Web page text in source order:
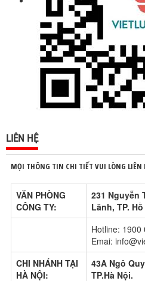
LIÊN HỆ
MỌI THÔNG TIN CHI TIẾT VUI LÒNG LIÊN
VĂN PHÒNG
CÔNG TY:
231 Nguyễn
Lãnh, TP.
Hotline: 1900
Emai:
CHI NHÁNH TẠI
HÀ NỘI:
43A Ngô
TP.Hà Nội.